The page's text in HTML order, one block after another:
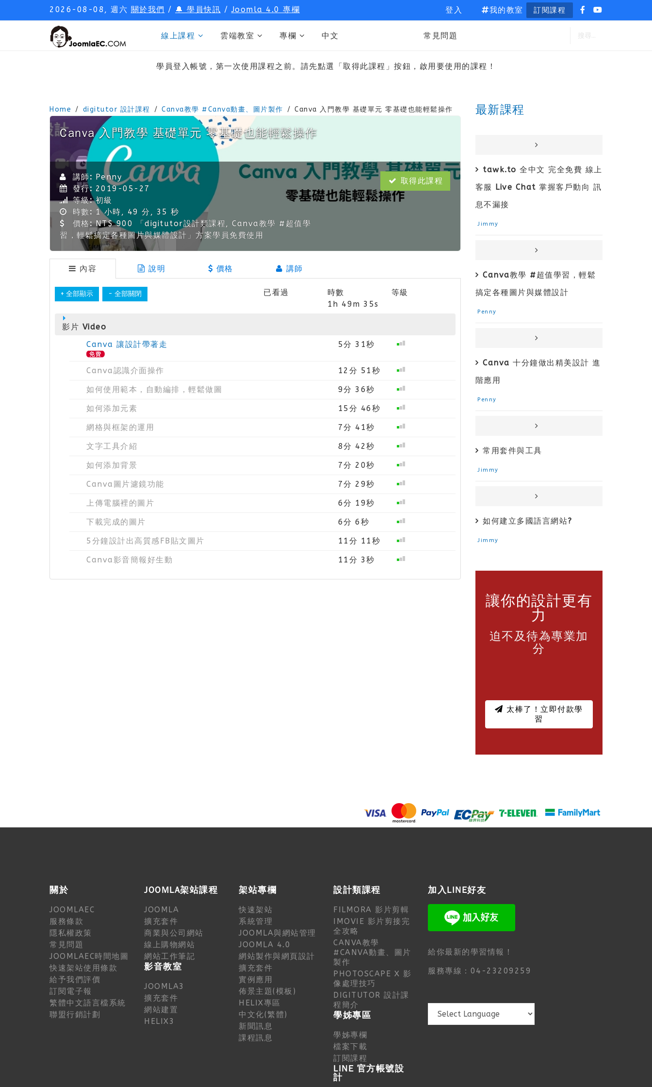
2026-08-08, 週六 關於我們 / 🔔 學員快訊 /Joomla 4.0 專欄 登入 我的教室 訂閱課程
線上課程 雲端教室 專欄 中文 常見問題
學員登入帳號，第一次使用課程之前。請先點選「取得此課程」按鈕，啟用要使用的課程！
Home digitutor 設計課程 Canva教學 #Canva動畫、圖片製作 Canva 入門教學 基礎單元 零基礎也能輕鬆操作
Canva 入門教學 基礎單元 零基礎也能輕鬆操作
講師: Penny
發行: 2019-05-27
等級:初級
時數: 1 小時, 49 分, 35 秒
價格:NT$ 900 「digitutor設計類課程, Canva教學 #超值學
習，輕鬆搞定各種圖片與媒體設計」方案學員免費使用
取得此課程
內容 說明 價格 講師
已看過
時數
1h 49m 35s
等級
影片 Video
Canva 讓設計帶著走
5分 31秒
Canva認識介面操作 12分 51秒
如何使用範本，自動編排，輕鬆做圖 9分 36秒
如何添加元素 15分 46秒
網格與框架的運用 7分 41秒
文字工具介紹 8分 42秒
如何添加背景 7分 20秒
Canva圖片濾鏡功能 7分 29秒
上傳電腦裡的圖片 6分 19秒
下載完成的圖片 6分 6秒
5分鐘設計出高質感FB貼文圖片 11分 11秒
Canva影音簡報好生動 11分 3秒
最新課程
tawk.to 全中文 完全免費 線上
客服 Live Chat 掌握客戶動向 訊
息不漏接
Jimmy
Canva教學 #超值學習，輕鬆
搞定各種圖片與媒體設計
Penny
Canva 十分鐘做出精美設計 進
階應用
Penny
常用套件與工具
Jimmy
如何建立多國語言網站?
Jimmy
讓你的設計更有
力
迫不及待為專業加
分
太棒了！立即付款學
習
關於
JOOMLAEC
服務條款
隱私權政策
常見問題
JOOMLAEC時間地圖
快速架站使用條款
給予我們評價
訂閱電子報
繁體中文語言檔系統
聯盟行銷計劃
JOOMLA架站課程
JOOMLA
擴充套件
商業與公司網站
線上購物網站
網站工作筆記
影音教室
JOOMLA3
擴充套件
網站建置
HELIX3
架站專欄
快速架站
系統管理
JOOMLA與網站管理
JOOMLA 4.0
網站製作與網頁設計
擴充套件
實例應用
佈景主題(模板)
HELIX專區
中文化(繁體)
新聞訊息
課程訊息
設計類課程
FILMORA 影片剪輯
IMOVIE 影片剪接完
全攻略
CANVA教學
#CANVA動畫、圖片
製作
PHOTOSCAPE X 影
像處理技巧
DIGITUTOR 設計課
程簡介
學姊專區
學姊專欄
檔案下載
訂閱課程
LINE 官方帳號設
計
加入LINE好友
給你最新的學習情報！
服務專線：04-23209259